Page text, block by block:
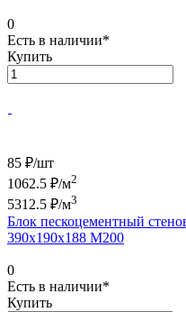
0
Есть в наличии*
Купить
85 ₽/шт
1062.5 ₽/м2
5312.5 ₽/м3
Блок пескоцементный
390х190х188 М200
0
Есть в наличии*
Купить